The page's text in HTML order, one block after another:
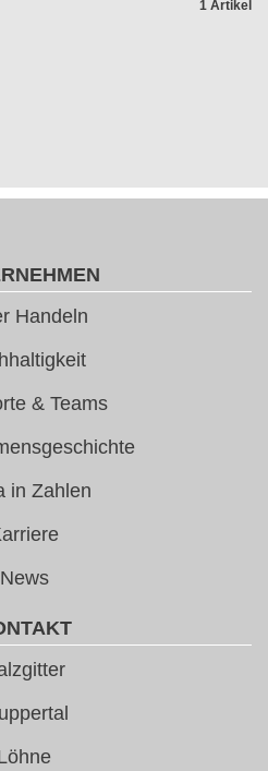
1 Artikel
Handeln
& Teams
in Zahlen
News